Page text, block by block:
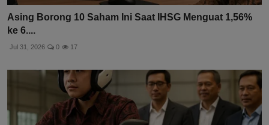
Asing Borong 10 Saham Ini Saat IHSG Menguat 1,56%
ke 6....
Jul 31, 2026 0 17